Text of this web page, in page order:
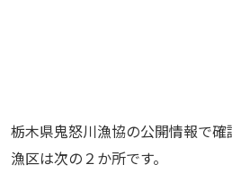
栃木県鬼怒川漁協の公開情報で
漁区は次の２か所です。